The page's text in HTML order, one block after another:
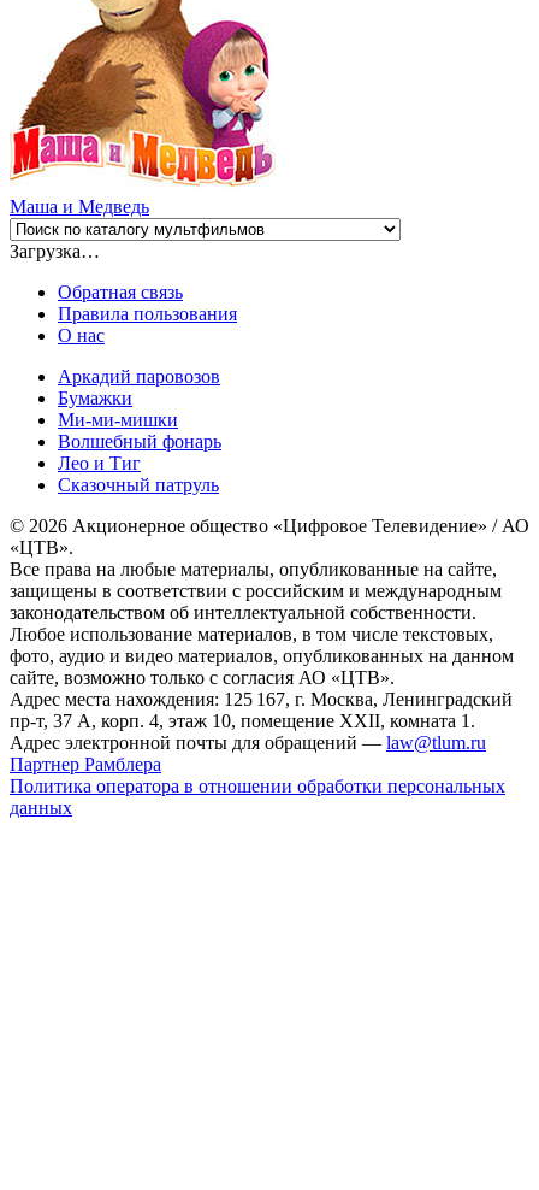
Маша и Медведь
Загрузка…
Обратная связь
Правила пользования
О нас
Аркадий паровозов
Бумажки
Ми-ми-мишки
Волшебный фонарь
Лео и Тиг
Сказочный патруль
© 2026 Акционерное общество «Цифровое Телевидение» / АО
«ЦТВ».
Все права на любые материалы, опубликованные на сайте,
защищены в соответствии с российским и международным
законодательством об интеллектуальной собственности.
Любое использование материалов, в том числе текстовых,
фото, аудио и видео материалов, опубликованных на данном
сайте, возможно только с согласия АО «ЦТВ».
Адрес места нахождения: 125 167, г. Москва, Ленинградский
пр-т, 37 А, корп. 4, этаж 10, помещение XXII, комната 1.
Адрес электронной почты для обращений — law@tlum.ru
Партнер Рамблера
Политика оператора в отношении обработки персональных
данных